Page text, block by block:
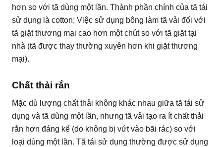
hơn so với tã dùng một lần. Thành phần chính của tã tái
sử dụng là cotton; Việc sử dụng bông làm tã vải đối với
tã giặt thương mại cao hơn một chút so với tã giặt tại
nhà (tã được thay thường xuyên hơn khi giặt thương
mại).
Chất thải rắn
Mặc dù lượng chất thải không khác nhau giữa tã tái sử
dụng và tã dùng một lần, nhưng tã vải tạo ra ít chất thải
rắn hơn đáng kể (do không bị vứt vào bãi rác) so với
loại dùng một lần. Tã tái sử dụng thường được sử dụng